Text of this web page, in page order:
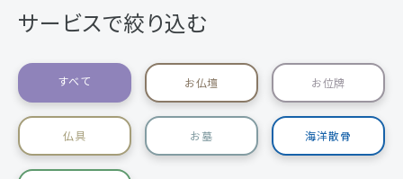
サービスで絞り込む
すべて お仏壇 お位牌
仏具 お墓 海洋散骨